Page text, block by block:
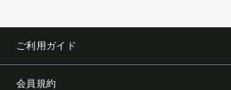
ご利用ガイド
会員規約